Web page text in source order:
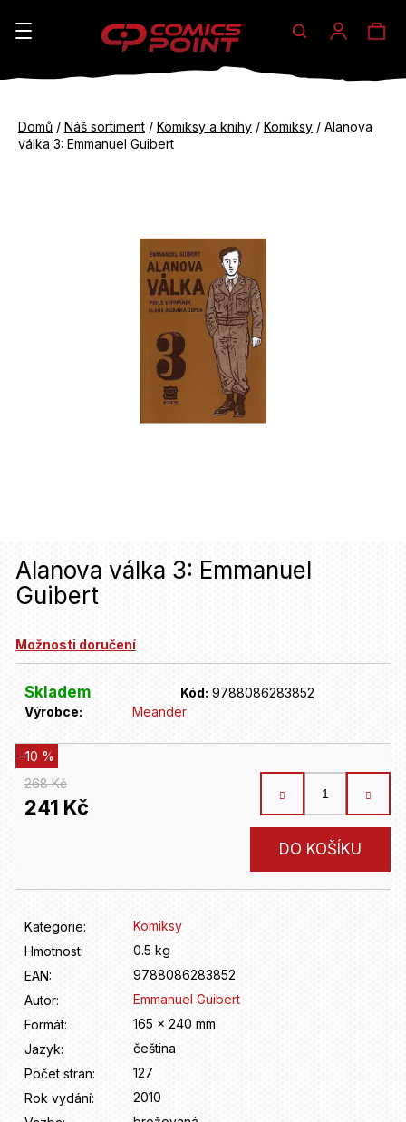
Hledat
Domů / Náš sortiment / Komiksy a knihy / Komiksy / Alanova
válka 3: Emmanuel Guibert
Alanova válka 3: Emmanuel
Guibert
Možnosti doručení
Skladem Kód: 9788086283852
Výrobce:
Meander
268 Kč
–10 %
241 Kč
DO KOŠÍKU
Kategorie:
Komiksy
Hmotnost:
0.5 kg
EAN:
9788086283852
Autor:
Emmanuel Guibert
Formát:
165 x 240 mm
Jazyk:
čeština
Počet stran:
127
Rok vydání:
2010
K
do
do
n
a
í
?
D
r
č
u
e
e